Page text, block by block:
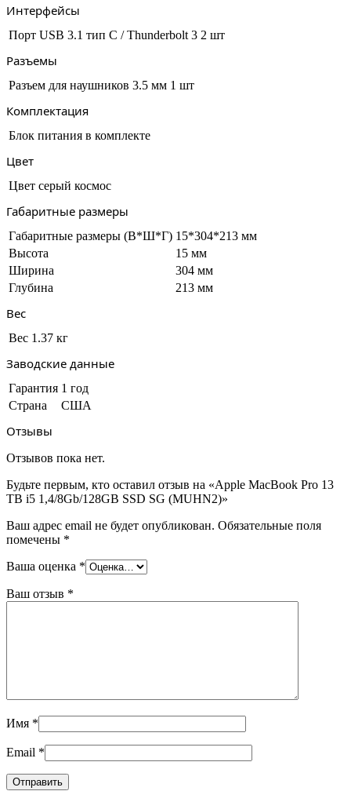
Интерфейсы
Порт USB 3.1 тип C / Thunderbolt 3 2 шт
Разъемы
Разъем для наушников 3.5 мм 1 шт
Комплектация
Блок питания в комплекте
Цвет
Цвет серый космос
Габаритные размеры
Габаритные размеры (В*Ш*Г) 15*304*213 мм
Высота
15 мм
Ширина
304 мм
Глубина
213 мм
Вес
Вес 1.37 кг
Заводские данные
Гарантия 1 год
Страна
США
Отзывы
Отзывов пока нет.
Будьте первым, кто оставил отзыв на «Apple MacBook Pro 13
TB i5 1,4/8Gb/128GB SSD SG (MUHN2)»
Ваш адрес email не будет опубликован. Обязательные поля
помечены *
Ваша оценка *
Ваш отзыв *
Имя *
Email *